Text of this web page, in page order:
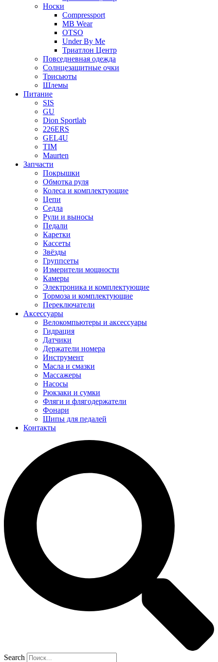
Носки
Compressport
MB Wear
OTSO
Under By Me
Триатлон Центр
Повседневная одежда
Солнцезащитные очки
Трисьюты
Шлемы
Питание
SIS
GU
Dion Sportlab
226ERS
GEL4U
TIM
Maurten
Запчасти
Покрышки
Обмотка руля
Колеса и комплектующие
Цепи
Седла
Рули и выносы
Педали
Каретки
Кассеты
Звёзды
Группсеты
Измерители мощности
Камеры
Электроника и комплектующие
Тормоза и комплектующие
Переключатели
Аксессуары
Велокомпьютеры и аксессуары
Гидрация
Датчики
Держатели номера
Инструмент
Масла и смазки
Массажеры
Насосы
Рюкзаки и сумки
Фляги и флягодержатели
Фонари
Шипы для педалей
Контакты
Search